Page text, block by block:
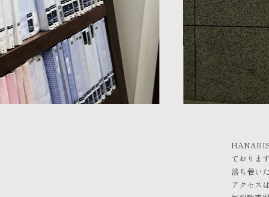
ておりま
落ち着い
アクセス